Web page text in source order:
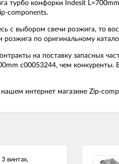
турбо конфорки Indesit
components.
с выбором свечи розжига, то
розжига по оригинальному
на поставку запасных
c00053244, чем
интернет магазине Zip-
3 винтах,